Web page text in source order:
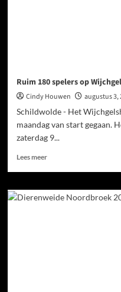
Ruim 180 spelers op
Cindy Houwen
augustus 3,
Schildwolde - Het
maandag van start gegaan.
zaterdag 9...
Lees meer